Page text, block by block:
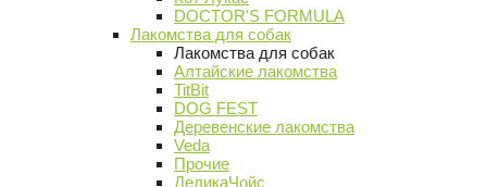
DOCTOR'S FORMULA
Лакомства для собак
Лакомства для собак
Алтайские лакомства
TitBit
DOG FEST
Деревенские лакомства
Veda
Прочие
ДеликаЧойс